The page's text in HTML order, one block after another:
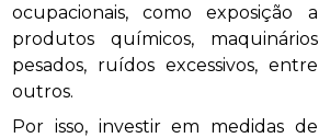
ocupacionais, como exposição a
produtos químicos, maquinários
pesados, ruídos excessivos, entre
outros.
Por isso, investir em medidas de